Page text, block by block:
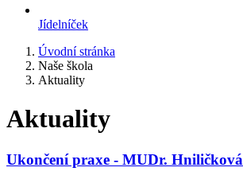
Jídelníček
Úvodní stránka
Naše škola
Aktuality
Aktuality
Ukončení praxe - MUDr. Hniličková